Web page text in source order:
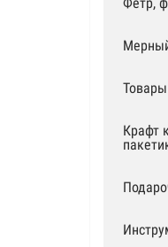
Крафт